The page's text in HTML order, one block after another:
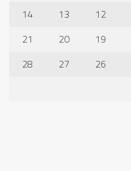
12
13
14
19
20
21
26
27
28